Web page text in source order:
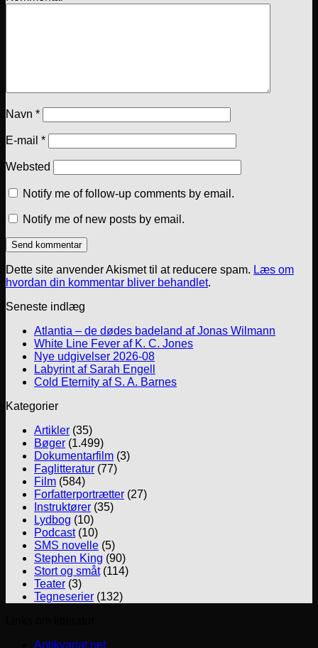
Navn *
E-mail *
Websted
Notify me of follow-up comments by email.
Notify me of new posts by email.
Dette site anvender Akismet til at reducere spam. Læs om
hvordan din kommentar bliver behandlet.
Seneste indlæg
Atlantia – de dødes badeland af Jonas Wilmann
White Line Fever af K. C. Jones
Nye udgivelser 2026-08
Labyrint af Sarah Engell
Cold Eternity af S. A. Barnes
Kategorier
Artikler (35)
Bøger (1.499)
Dokumentarfilm (3)
Faglitteratur (77)
Film (584)
Forfatterportrætter (27)
Instruktører (35)
Lydbog (10)
Podcast(10)
SMS novelle (5)
Stephen King (90)
Stort og småt(114)
Teater (3)
Tegneserier (132)
Antikvariat.net